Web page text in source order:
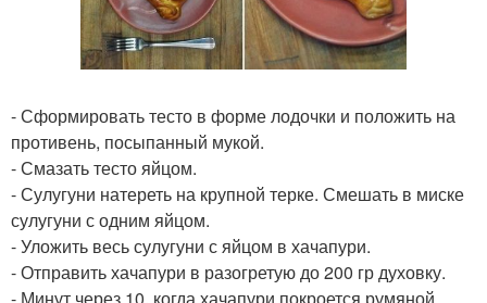
- Сформировать тесто в форме лодочки и положить на
противень, посыпанный мукой.
- Смазать тесто яйцом.
- Сулугуни натереть на крупной терке. Смешать в миске
сулугуни с одним яйцом.
- Уложить весь сулугуни с яйцом в хачапури.
- Отправить хачапури в разогретую до 200 гр духовку.